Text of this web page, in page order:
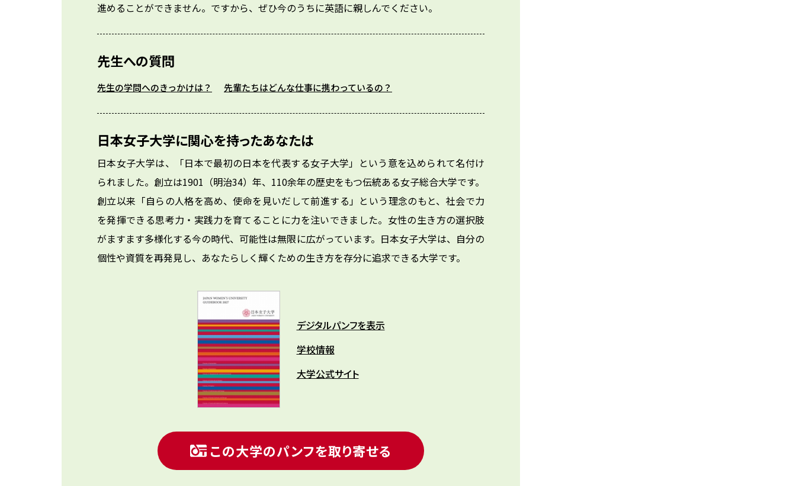
進めることができません。ですから、ぜひ今のうちに英語に親しんでください。
先生への質問
先生の学問へのきっかけは？ 先輩たちはどんな仕事に携わっているの？
日本女子大学に関心を持ったあなたは
日本女子大学は、「日本で最初の日本を代表する女子大学」という意を込められて名付け
られました。創立は1901（明治34）年、110余年の歴史をもつ伝統ある女子総合大学です。
創立以来「自らの人格を高め、使命を見いだして前進する」という理念のもと、社会で力
を発揮できる思考力・実践力を育てることに力を注いできました。女性の生き方の選択肢
がますます多様化する今の時代、可能性は無限に広がっています。日本女子大学は、自分の
個性や資質を再発見し、あなたらしく輝くための生き方を存分に追求できる大学です。
デジタルパンフを表示
学校情報
大学公式サイト
この大学のパンフを取り寄せる